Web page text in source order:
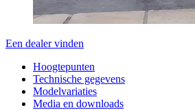
Een dealer vinden
Hoogtepunten
Technische gegevens
Modelvariaties
Media en downloads